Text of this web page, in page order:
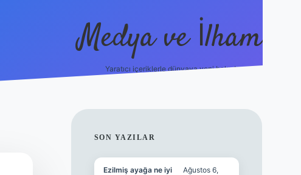
Medya ve İlham
Yaratıcı içeriklerle dünyaya yeni bakış!
SIDEBAR
SON YAZILAR
Ezilmiş ayağa ne iyi
Ağustos 6,
https://ilbet.online/ grandoperabet giriş